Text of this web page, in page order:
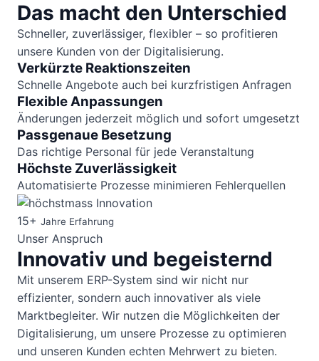
Das macht den Unterschied
Schneller, zuverlässiger, flexibler – so profitieren
unsere Kunden von der Digitalisierung.
Verkürzte Reaktionszeiten
Schnelle Angebote auch bei kurzfristigen Anfragen
Flexible Anpassungen
Änderungen jederzeit möglich und sofort umgesetzt
Passgenaue Besetzung
Das richtige Personal für jede Veranstaltung
Höchste Zuverlässigkeit
Automatisierte Prozesse minimieren Fehlerquellen
15+ Jahre Erfahrung
Unser Anspruch
Innovativ und begeisternd
Mit unserem ERP-System sind wir nicht nur
effizienter, sondern auch innovativer als viele
Marktbegleiter. Wir nutzen die Möglichkeiten der
Digitalisierung, um unsere Prozesse zu optimieren
und unseren Kunden echten Mehrwert zu bieten.